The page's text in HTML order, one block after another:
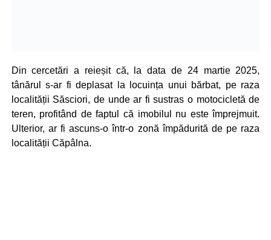
Din cercetări a reieșit că, la data de 24 martie 2025,
tânărul s-ar fi deplasat la locuința unui bărbat, pe raza
localității Săsciori, de unde ar fi sustras o motocicletă de
teren, profitând de faptul că imobilul nu este împrejmuit.
Ulterior, ar fi ascuns-o într-o zonă împădurită de pe raza
localității Căpâlna.